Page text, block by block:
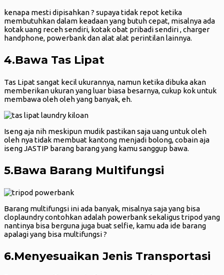
kenapa mesti dipisahkan ? supaya tidak repot ketika
membutuhkan dalam keadaan yang butuh cepat, misalnya ada
kotak uang receh sendiri, kotak obat pribadi sendiri , charger
handphone, powerbank dan alat alat perintilan lainnya.
4.Bawa Tas Lipat
Tas Lipat sangat kecil ukurannya, namun ketika dibuka akan
memberikan ukuran yang luar biasa besarnya, cukup kok untuk
membawa oleh oleh yang banyak, eh.
Iseng aja nih meskipun mudik pastikan saja uang untuk oleh
oleh nya tidak membuat kantong menjadi bolong, cobain aja
iseng JASTIP barang barang yang kamu sanggup bawa.
5.Bawa Barang Multifungsi
Barang multifungsi ini ada banyak, misalnya saja yang bisa
cloplaundry contohkan adalah powerbank sekaligus tripod yang
nantinya bisa berguna juga buat selfie, kamu ada ide barang
apalagi yang bisa multifungsi ?
6.Menyesuaikan Jenis Transportasi